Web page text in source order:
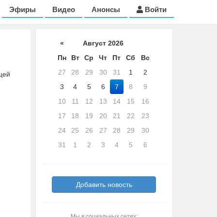
Эфиры Видео Анонсы Войти
«
Август 2026
Пн
Вт Ср Чт Пт Сб
Вс
27
28 29 30 31 1
2
3
4 5 6 7 8
9
10
11 12 13 14 15
16
17
18 19 20 21 22
23
24
25 26 27 28 29
30
31
1 2 3 4 5 6
Добавить новость